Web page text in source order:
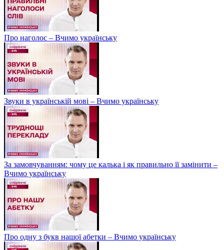
Про наголос – Вчимо українську
Звуки в українській мові – Вчимо українську
За замовчуванням: чому це калька і як правильно її замінити –
Вчимо українську
Про одну з букв нашої абетки – Вчимо українську